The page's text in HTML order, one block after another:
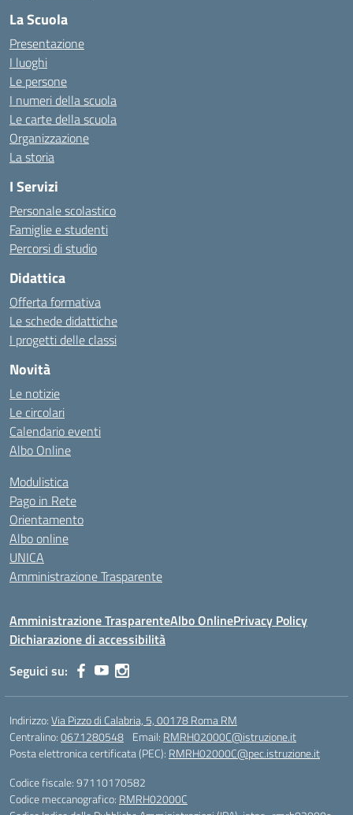
La Scuola
Presentazione
I luoghi
Le persone
I numeri della scuola
Le carte della scuola
Organizzazione
La storia
I Servizi
Personale scolastico
Famiglie e studenti
Percorsi di studio
Didattica
Offerta formativa
Le schede didattiche
I progetti delle classi
Novità
Le notizie
Le circolari
Calendario eventi
Albo Online
Modulistica
Pago in Rete
Orientamento
Albo online
UNICA
Amministrazione Trasparente
Amministrazione TrasparenteAlbo OnlinePrivacy Policy
Dichiarazione di accessibilità
Seguici su:
Indirizzo:Via Pizzo di Calabria, 5, 00178 Roma RM
Centralino:0671280548 Email: RMRH02000C@istruzione.it
Posta elettronica certificata (PEC): RMRH02000C@pec.istruzione.it
Codice fiscale: 97110170582
Codice meccanografico: RMRH02000C